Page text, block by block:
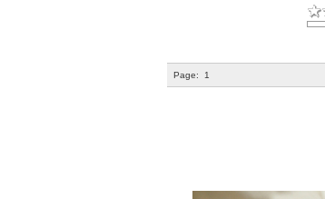
Page: 1